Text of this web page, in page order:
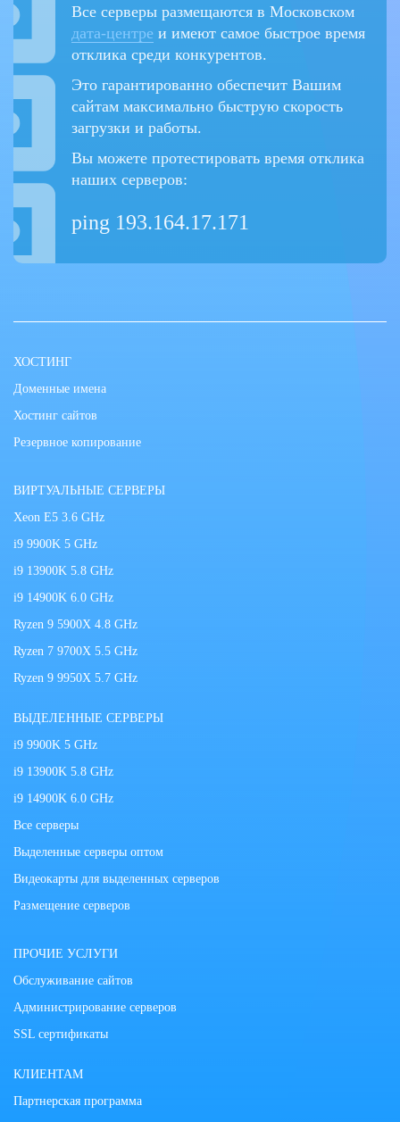
Все серверы размещаются в Московском
дата-центре и имеют самое быстрое время
отклика среди конкурентов.
Это гарантированно обеспечит Вашим
сайтам максимально быструю скорость
загрузки и работы.
Вы можете протестировать время отклика
наших серверов:
ping 193.164.17.171
ХОСТИНГ
Доменные имена
Хостинг сайтов
Резервное копирование
ВИРТУАЛЬНЫЕ СЕРВЕРЫ
Xeon E5 3.6 GHz
i9 9900K 5 GHz
i9 13900K 5.8 GHz
i9 14900K 6.0 GHz
Ryzen 9 5900X 4.8 GHz
Ryzen 7 9700X 5.5 GHz
Ryzen 9 9950X 5.7 GHz
ВЫДЕЛЕННЫЕ СЕРВЕРЫ
i9 9900K 5 GHz
i9 13900K 5.8 GHz
i9 14900K 6.0 GHz
Все серверы
Выделенные серверы оптом
Видеокарты для выделенных серверов
Размещение серверов
ПРОЧИЕ УСЛУГИ
Обслуживание сайтов
Администрирование серверов
SSL сертификаты
КЛИЕНТАМ
Партнерская программа